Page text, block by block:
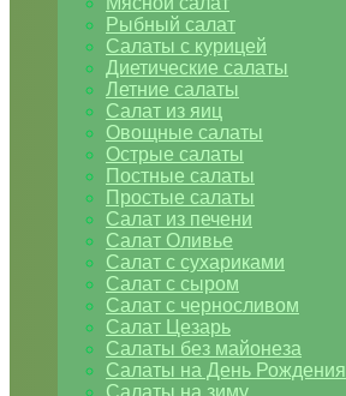
Рыбный салат
Салаты с курицей
Диетические салаты
Летние салаты
Салат из яиц
Овощные салаты
Острые салаты
Постные салаты
Простые салаты
Салат из печени
Салат Оливье
Салат с сухариками
Салат с сыром
Салат с черносливом
Салат Цезарь
Салаты без майонеза
Салаты на День Рождения
Салаты на зиму